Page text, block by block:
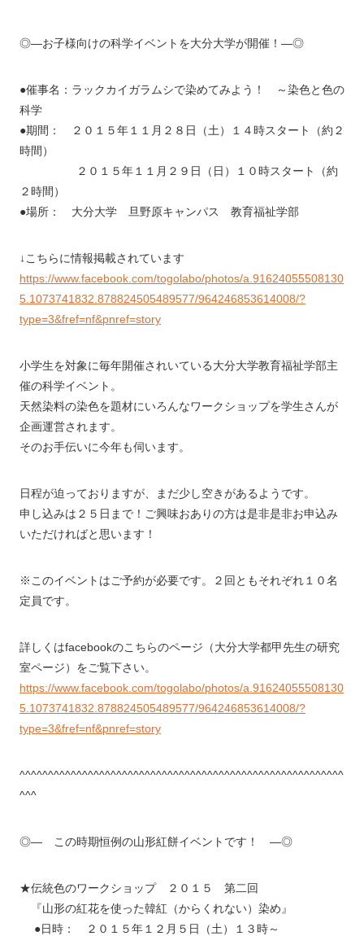
◎―お子様向けの科学イベントを大分大学が開催！―◎
●催事名：ラックカイガラムシで染めてみよう！ ～染色と色の
科学
●期間： ２０１５年１１月２８日（土）１４時スタート（約２
時間）
２０１５年１１月２９日（日）１０時スタート（約
２時間）
●場所： 大分大学 旦野原キャンパス 教育福祉学部
↓こちらに情報掲載されています
https://www.facebook.com/togolabo/photos/a.91624055508130
5.1073741832.878824505489577/964246853614008/?
type=3&fref=nf&pnref=story
小学生を対象に毎年開催されいている大分大学教育福祉学部主
催の科学イベント。
天然染料の染色を題材にいろんなワークショップを学生さんが
企画運営されます。
そのお手伝いに今年も伺います。
日程が迫っておりますが、まだ少し空きがあるようです。
申し込みは２５日まで！ご興味おありの方は是非是非お申込み
いただければと思います！
※このイベントはご予約が必要です。２回ともそれぞれ１０名
定員です。
詳しくはfacebookのこちらのページ（大分大学都甲先生の研究
室ページ）をご覧下さい。
https://www.facebook.com/togolabo/photos/a.91624055508130
5.1073741832.878824505489577/964246853614008/?
type=3&fref=nf&pnref=story
^^^^^^^^^^^^^^^^^^^^^^^^^^^^^^^^^^^^^^^^^^^^^^^^^^^^^^^^^
^^^
◎― この時期恒例の山形紅餅イベントです！ ―◎
★伝統色のワークショップ ２０１５ 第二回
『山形の紅花を使った韓紅（からくれない）染め』
●日時： ２０１５年１２月５日（土）１３時～